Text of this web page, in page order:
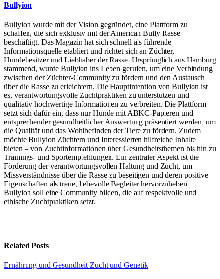
Bullyion
Bullyion wurde mit der Vision gegründet, eine Plattform zu
schaffen, die sich exklusiv mit der American Bully Rasse
beschäftigt. Das Magazin hat sich schnell als führende
Informationsquelle etabliert und richtet sich an Züchter,
Hundebesitzer und Liebhaber der Rasse. Ursprünglich aus Hamburg
stammend, wurde Bullyion ins Leben gerufen, um eine Verbindung
zwischen der Züchter-Community zu fördern und den Austausch
über die Rasse zu erleichtern. Die Hauptintention von Bullyion ist
es, verantwortungsvolle Zuchtpraktiken zu unterstützen und
qualitativ hochwertige Informationen zu verbreiten. Die Plattform
setzt sich dafür ein, dass nur Hunde mit ABKC-Papieren und
entsprechender gesundheitlicher Auswertung präsentiert werden, um
die Qualität und das Wohlbefinden der Tiere zu fördern. Zudem
möchte Bullyion Züchtern und Interessierten hilfreiche Inhalte
bieten – von Zuchtinformationen über Gesundheitsthemen bis hin zu
Trainings- und Sportempfehlungen. Ein zentraler Aspekt ist die
Förderung der verantwortungsvollen Haltung und Zucht, um
Missverständnisse über die Rasse zu beseitigen und deren positive
Eigenschaften als treue, liebevolle Begleiter hervorzuheben.
Bullyion soll eine Community bilden, die auf respektvolle und
ethische Zuchtpraktiken setzt.
Related Posts
Ernährung und Gesundheit Zucht und Genetik